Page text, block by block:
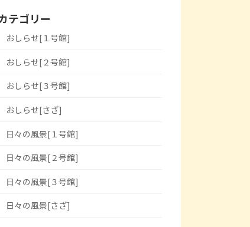
テゴリー
おしらせ[１号館]
おしらせ[２号館]
おしらせ[３号館]
おしらせ[さざ]
日々の風景[１号館]
日々の風景[２号館]
日々の風景[３号館]
日々の風景[さざ]